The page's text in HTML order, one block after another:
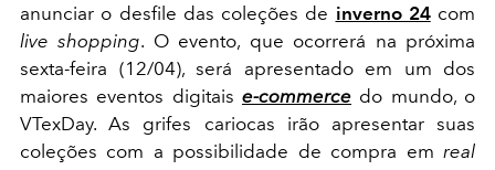
anunciar o desfile das coleções de inverno 24com
live shopping. O evento, que ocorrerá na próxima
sexta-feira (12/04), será apresentado em um dos
maiores eventos digitais e-commerce do mundo, o
VTexDay. As grifes cariocas irão apresentar suas
coleções com a possibilidade de compra em real